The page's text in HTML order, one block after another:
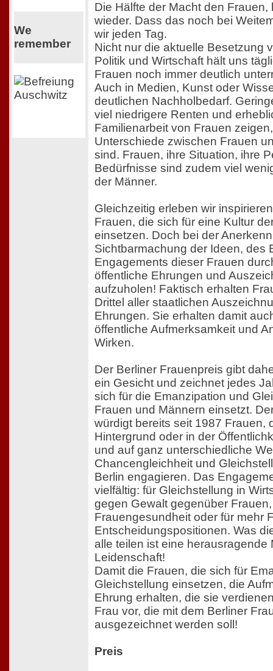
We
remember
Die Hälfte der Macht den Frauen,
wieder. Dass das noch bei
wir jeden Tag.
Nicht nur die aktuelle Besetzung
Politik und Wirtschaft hält uns
Frauen noch immer deutlich
Auch in Medien, Kunst oder
deutlichen Nachholbedarf.
viel niedrigere Renten und
Familienarbeit von Frauen
Unterschiede zwischen Frauen
sind. Frauen, ihre Situation, ihre
Bedürfnisse sind zudem viel
der Männer.
Gleichzeitig erleben wir
Frauen, die sich für eine Kultur
einsetzen. Doch bei der
Sichtbarmachung der Ideen, des
Engagements dieser Frauen
öffentliche Ehrungen und
aufzuholen! Faktisch erhalten
Drittel aller staatlichen
Ehrungen. Sie erhalten damit
öffentliche Aufmerksamkeit und
Wirken.
Der Berliner Frauenpreis gibt
ein Gesicht und zeichnet jedes
sich für die Emanzipation und
Frauen und Männern einsetzt.
würdigt bereits seit 1987 Frauen,
Hintergrund oder in der
und auf ganz unterschiedliche
Chancengleichheit und
Berlin engagieren. Das
vielfältig: für Gleichstellung in
gegen Gewalt gegenüber
Frauengesundheit oder für mehr
Entscheidungspositionen. Was
alle teilen ist eine herausragende
Leidenschaft!
Damit die Frauen, die sich für
Gleichstellung einsetzen, die
Ehrung erhalten, die sie
Frau vor, die mit dem Berliner
ausgezeichnet werden soll!
Preis